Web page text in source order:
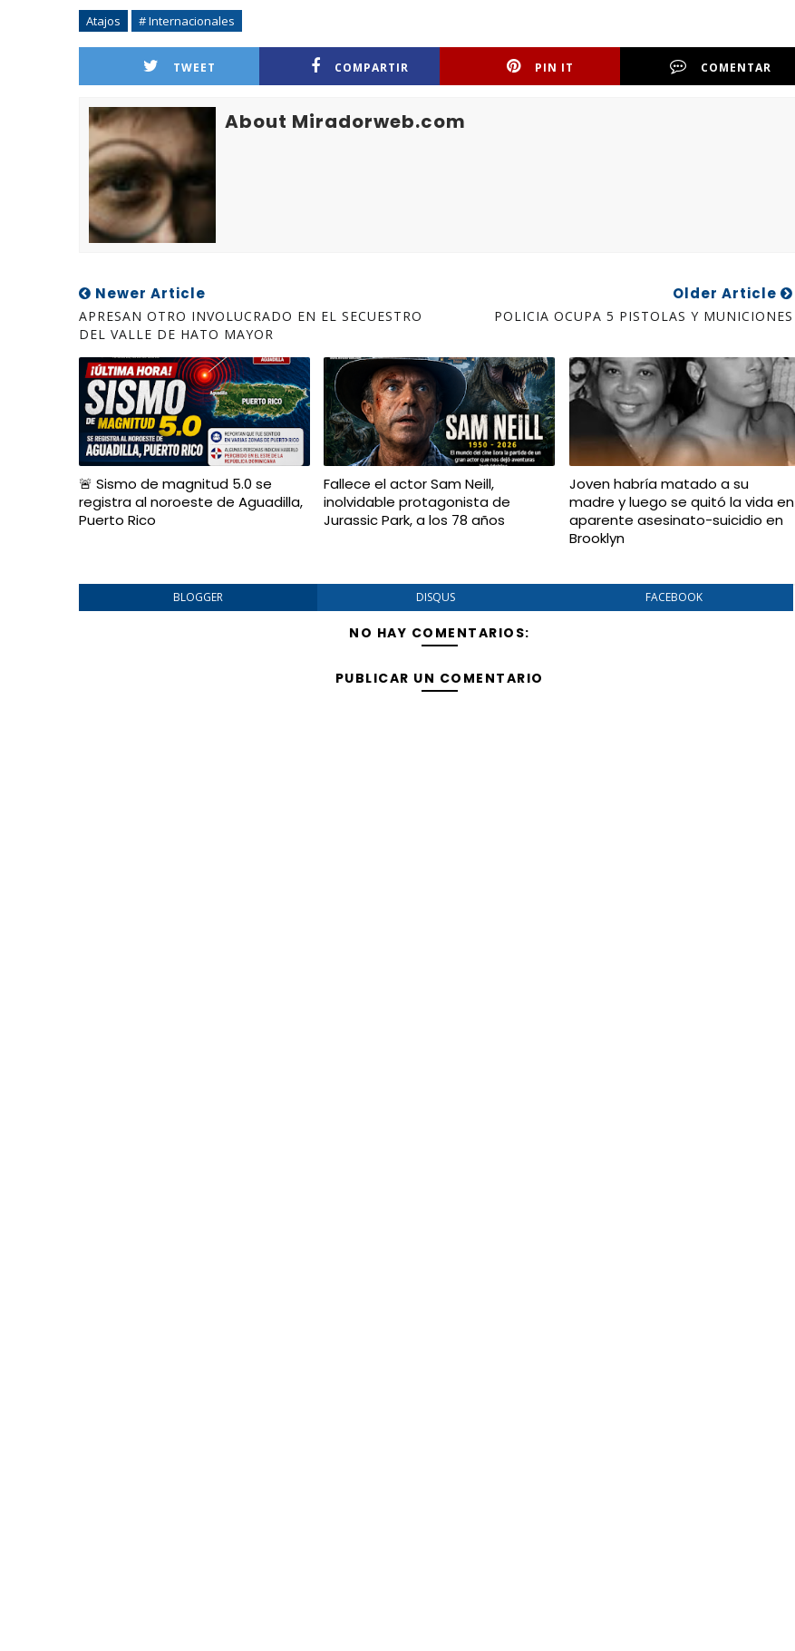
Atajos # Internacionales
TWEET COMPARTIR PIN IT COMENTAR
About Miradorweb.com
Newer Article
APRESAN OTRO INVOLUCRADO EN EL SECUESTRO
DEL VALLE DE HATO MAYOR
Older Article
POLICIA OCUPA 5 PISTOLAS Y MUNICIONES
🚨 Sismo de magnitud 5.0 se
registra al noroeste de Aguadilla,
Puerto Rico
Fallece el actor Sam Neill,
inolvidable protagonista de
Jurassic Park, a los 78 años
Joven habría matado a su
madre y luego se quitó la vida en
aparente asesinato-suicidio en
Brooklyn
BLOGGER DISQUS FACEBOOK
NO HAY COMENTARIOS:
PUBLICAR UN COMENTARIO